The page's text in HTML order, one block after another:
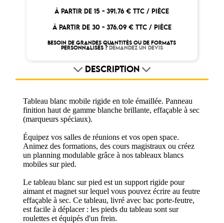
À PARTIR DE 15 -391.76 € TTC / PIÈCE
À PARTIR DE 30 - 376.09 € TTC / PIÈCE
BESOIN DE GRANDES QUANTITÉS OU DE FORMATS
PERSONNALISÉS ? DEMANDEZ UN DEVIS
DESCRIPTION
Tableau blanc mobile rigide en tole émaillée. Panneau
finition haut de gamme blanche brillante, effaçable à sec
(marqueurs spéciaux).
Équipez vos salles de réunions et vos open space.
Animez des formations, des cours magistraux ou créez
un planning modulable grâce à nos tableaux blancs
mobiles sur pied.
Le tableau blanc sur pied est un support rigide pour
aimant et magnet sur lequel vous pouvez écrire au feutre
effaçable à sec. Ce tableau, livré avec bac porte-feutre,
est facile à déplacer : les pieds du tableau sont sur
roulettes et équipés d'un frein.